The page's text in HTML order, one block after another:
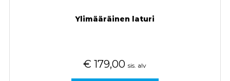
Ylimääräinen laturi
€ 179,00 sis. alv